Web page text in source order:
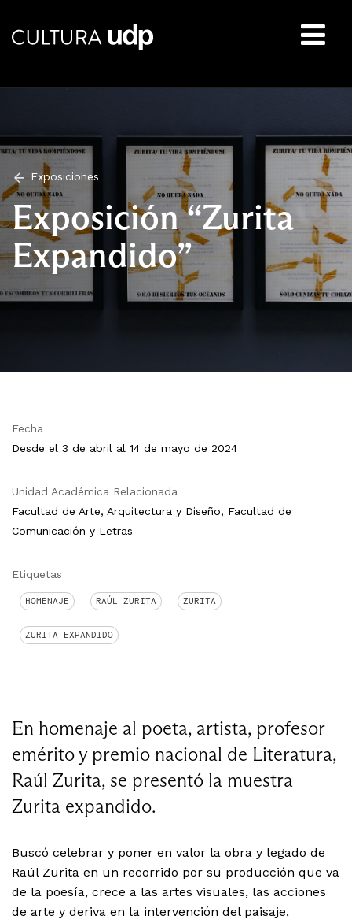
Exposiciones
Exposición “Zurita
Expandido”
Fecha
Desde el 3 de abril al 14 de mayo de 2024
Unidad Académica Relacionada
Facultad de Arte, Arquitectura y Diseño, Facultad de
Comunicación y Letras
Etiquetas
HOMENAJE RAÚL ZURITA ZURITA
ZURITA EXPANDIDO
En homenaje al poeta, artista, profesor
emérito y premio nacional de Literatura,
Raúl Zurita, se presentó la muestra
Zurita expandido.
Buscó celebrar y poner en valor la obra y legado de
Raúl Zurita en un recorrido por su producción que va
de la poesía, crece a las artes visuales, las acciones
de arte y deriva en la intervención del paisaje,